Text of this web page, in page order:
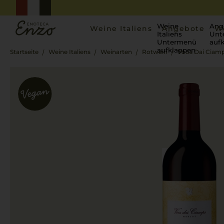
Weine Italiens
Weine
Italiens
Untermenü
aufklappen
Angebote
Startseite Weine Italiens Weinarten Rotwein Voos Dai